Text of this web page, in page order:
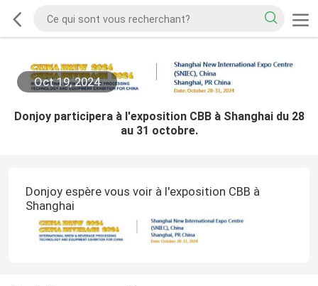
Oct 19, 2024
Donjoy participera à l'exposition CBB à Shanghai du 28
au 31 octobre.
Donjoy espère vous voir à l'exposition CBB à
Shanghai